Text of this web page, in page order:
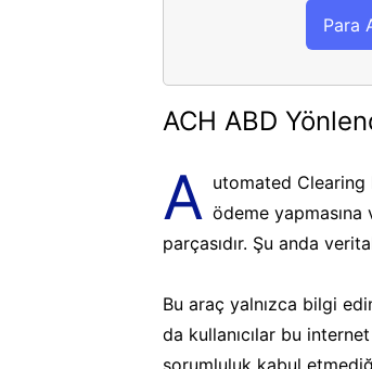
Para
ACH ABD
A utomated Clearing
ödeme
parçasıdır. Şu anda
Bu araç yalnızca bilgi
da kullanıcılar bu